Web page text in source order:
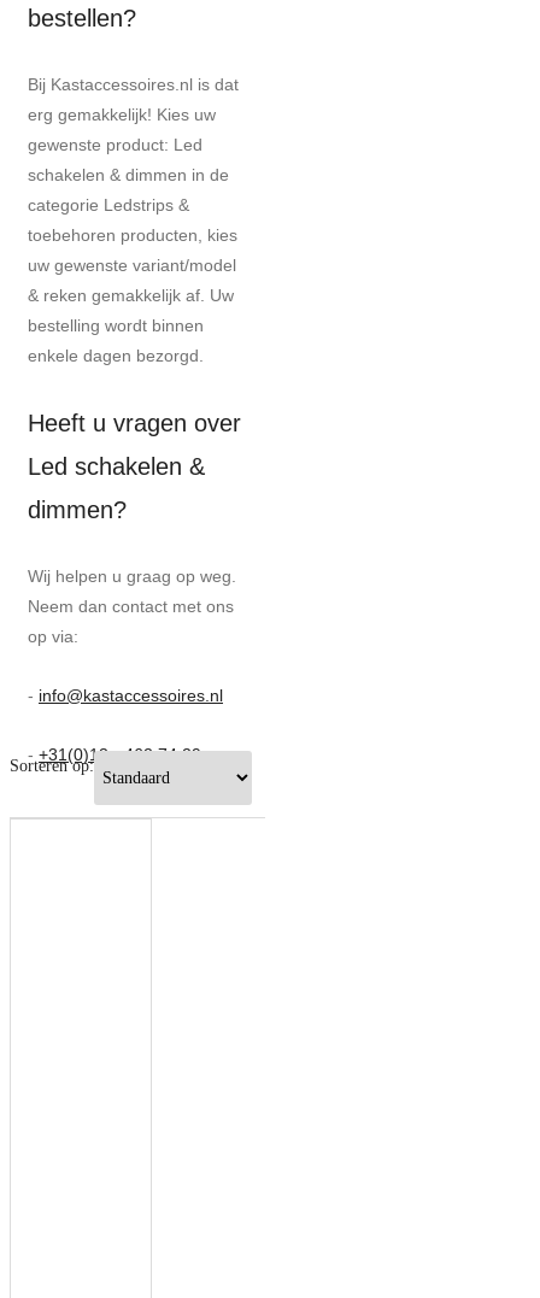
bestellen?
Bij Kastaccessoires.nl is dat
erg gemakkelijk! Kies uw
gewenste product: Led
schakelen & dimmen in de
categorie Ledstrips &
toebehoren producten, kies
uw gewenste variant/model
& reken gemakkelijk af. Uw
bestelling wordt binnen
enkele dagen bezorgd.
Heeft u vragen over
Led schakelen &
dimmen?
Wij helpen u graag op weg.
Neem dan contact met ons
op via:
- info@kastaccessoires.nl
- +31(0)13 - 462 74 29
Sorteren op: